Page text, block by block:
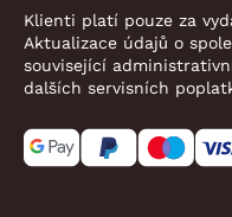
Klienti platí pouze za
Aktualizace údajů o
související
dalších servisních